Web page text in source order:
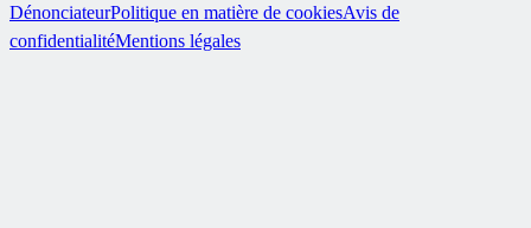
DénonciateurPolitique en matière de cookiesAvis de
confidentialitéMentions légales